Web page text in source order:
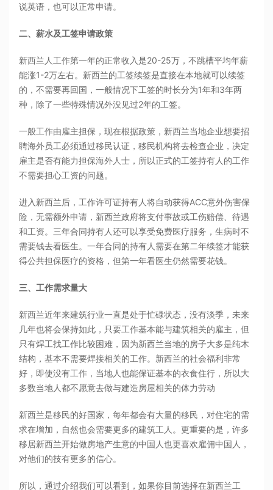
说英语，也可以正常申请。
二、薪水及工签申请政策
新西兰人工作第一年的正常收入是20-25万，不跳槽平均年薪
能涨1-2万左右。新西兰的工签续签是直接在本地就可以续签
的，不需要再回国，一般情况下工签的时长分为1年和3年两
种，除了一些特殊情况外没见过2年的工签。
一般工作由雇主担保，现在根据政策，新西兰当地企业想要招
聘海外员工必须通过移民认证，移民机构将去检查企业，决定
雇主是否有能力担保海外人士，所以正式的工签持有人的工作
不需要担心工资的问题。
进入新西兰后，工作许可证持有人将自动获得ACC意外伤害保
险，无需额外申请，新西兰政府将支付事故或工伤赔偿、待遇
和工资。三年合同持有人还可以享受免费医疗服务，生病时不
需要钱去看医生。一年合同的持有人需要在第二年续签才能获
得公共担保医疗的资格，但第一年看医生仍然需要花钱。
三、工作需求量大
新西兰近年来建筑行业一直是处于忙碌状态，没有淡季，未来
几年也将会保持如此，只要工作基本能与建筑相关的雇主，但
只有焊工找工作比较困难，因为新西兰当地的房子大多是纯木
结构，基本不需要焊接相关的工作。新西兰的社会福利非常
好，即使没有工作，当地人也能保证基本的衣食住行，所以大
多数当地人都不愿意去做与建造房屋相关的体力劳动
新西兰是移民的好国家，每年都会有大量的移民，对住宅的需
求在增加，自然也会需要更多的建筑工人。更重要的是，许多
移居新西兰开始做房地产生意的中国人也更喜欢雇佣中国人，
对他们的技有更多的信心。
所以，通过介绍我们可以看到，如果你目前选择在新西兰工